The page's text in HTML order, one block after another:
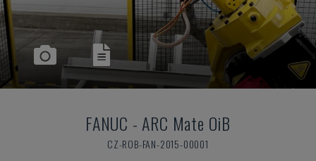
FANUC - ARC Mate OiB
CZ-ROB-FAN-2015-00001